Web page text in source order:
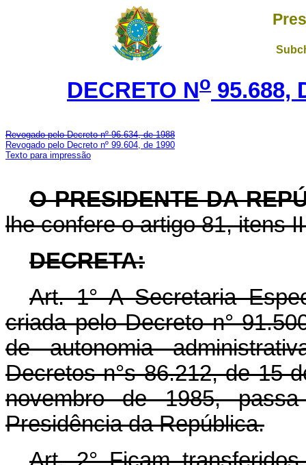
DECRETO No 95.688,
Revogado pelo Decreto nº 96.634, de 1988
Revogado pelo Decreto nº 99.604, de 1990
Texto para impressão
O PRESIDENTE DA
lhe confere o artigo 81, itens
DECRETA:
Art.1° A Secretaria
criada pelo Decreto n°
de autonomia
Decretos n°s 86.212, de 15
novembro de 1985,
Presidência da República.